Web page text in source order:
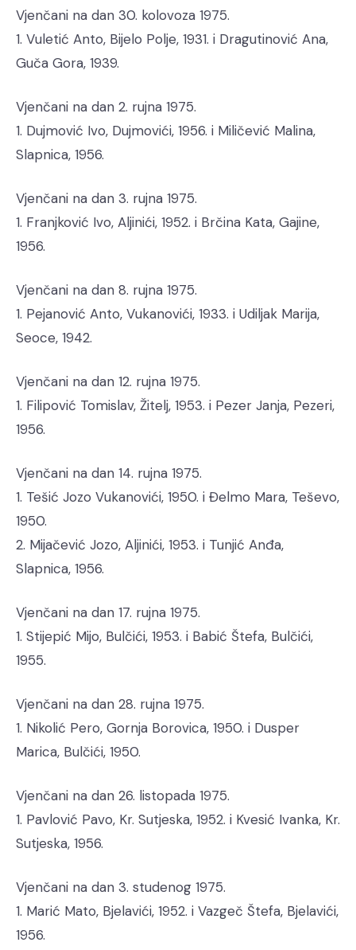
Vjenčani na dan 30. kolovoza 1975.
1. Vuletić Anto, Bijelo Polje, 1931. i Dragutinović Ana,
Guča Gora, 1939.
Vjenčani na dan 2. rujna 1975.
1. Dujmović Ivo, Dujmovići, 1956. i Miličević Malina,
Slapnica, 1956.
Vjenčani na dan 3. rujna 1975.
1. Franjković Ivo, Aljinići, 1952. i Brčina Kata, Gajine,
1956.
Vjenčani na dan 8. rujna 1975.
1. Pejanović Anto, Vukanovići, 1933. i Udiljak Marija,
Seoce, 1942.
Vjenčani na dan 12. rujna 1975.
1. Filipović Tomislav, Žitelj, 1953. i Pezer Janja, Pezeri,
1956.
Vjenčani na dan 14. rujna 1975.
1. Tešić Jozo Vukanovići, 1950. i Đelmo Mara, Teševo,
1950.
2. Mijačević Jozo, Aljinići, 1953. i Tunjić Anđa,
Slapnica, 1956.
Vjenčani na dan 17. rujna 1975.
1. Stijepić Mijo, Bulčići, 1953. i Babić Štefa, Bulčići,
1955.
Vjenčani na dan 28. rujna 1975.
1. Nikolić Pero, Gornja Borovica, 1950. i Dusper
Marica, Bulčići, 1950.
Vjenčani na dan 26. listopada 1975.
1. Pavlović Pavo, Kr. Sutjeska, 1952. i Kvesić Ivanka, Kr.
Sutjeska, 1956.
Vjenčani na dan 3. studenog 1975.
1. Marić Mato, Bjelavići, 1952. i Vazgeč Štefa, Bjelavići,
1956.